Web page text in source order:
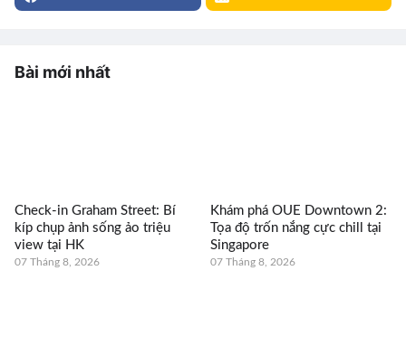
Bài mới nhất
Check-in Graham Street: Bí
kíp chụp ảnh sống ảo triệu
view tại HK
07 Tháng 8, 2026
Khám phá OUE Downtown 2:
Tọa độ trốn nắng cực chill tại
Singapore
07 Tháng 8, 2026